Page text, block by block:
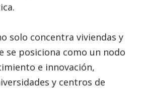
solo concentra viviendas y
se posiciona como un nodo
e innovación,
y centros de